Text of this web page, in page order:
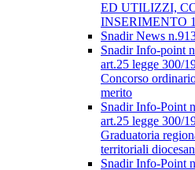
ED UTILIZZI,
INSERIMENTO
Snadir News
Snadir Info-point
art.25 legge 300/
Concorso
merito
Snadir Info-Point
art.25 legge 300/
Graduatoria
territoriali
Snadir Info-Point